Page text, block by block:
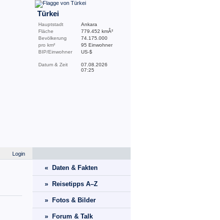
Türkei
Hauptstadt
Ankara
Fläche
779.452 kmÂ²
Bevölkerung
74.175.000
pro km²
95 Einwohner
BIP/Einwohner
US-$
Datum & Zeit
07.08.2026
07:25
Login
« Daten & Fakten
» Reisetipps A–Z
» Fotos & Bilder
» Forum & Talk